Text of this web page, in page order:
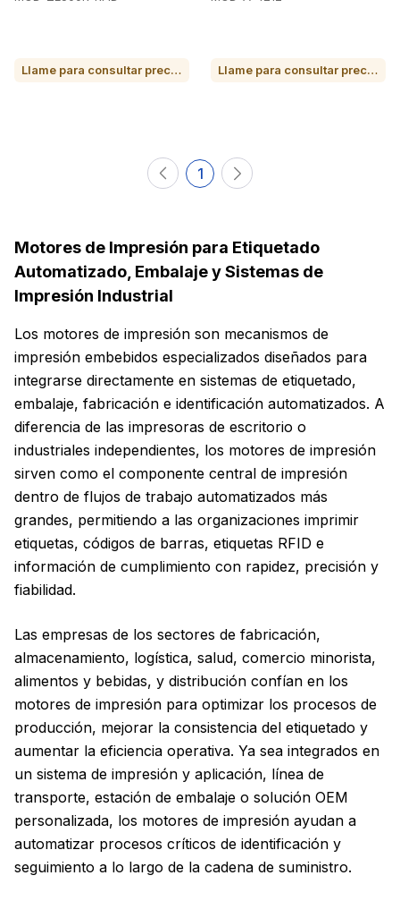
Llame para consultar precio o para comprar Llame para consultar precio o para comprar
1
Motores de Impresión para Etiquetado
Automatizado, Embalaje y Sistemas de
Impresión Industrial
Los motores de impresión son mecanismos de
impresión embebidos especializados diseñados para
integrarse directamente en sistemas de etiquetado,
embalaje, fabricación e identificación automatizados. A
diferencia de las impresoras de escritorio o
industriales independientes, los motores de impresión
sirven como el componente central de impresión
dentro de flujos de trabajo automatizados más
grandes, permitiendo a las organizaciones imprimir
etiquetas, códigos de barras, etiquetas RFID e
información de cumplimiento con rapidez, precisión y
fiabilidad.
Las empresas de los sectores de fabricación,
almacenamiento, logística, salud, comercio minorista,
alimentos y bebidas, y distribución confían en los
motores de impresión para optimizar los procesos de
producción, mejorar la consistencia del etiquetado y
aumentar la eficiencia operativa. Ya sea integrados en
un sistema de impresión y aplicación, línea de
transporte, estación de embalaje o solución OEM
personalizada, los motores de impresión ayudan a
automatizar procesos críticos de identificación y
seguimiento a lo largo de la cadena de suministro.